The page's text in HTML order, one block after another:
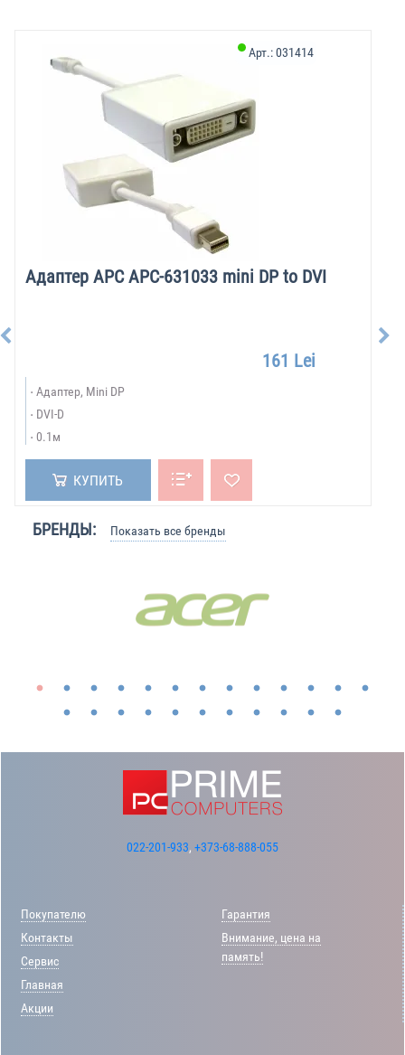
Адаптер APC APC-631033 mini DP to DVI
Арт.:031414
161 Lei
Адаптер, Mini DP
DVI-D
0.1м
КУПИТЬ
БРЕНДЫ: Показать все бренды
022-201-933, +373-68-888-055
Покупателю
Контакты
Сервис
Главная
Акции
Гарантия
Внимание, цена на
память!